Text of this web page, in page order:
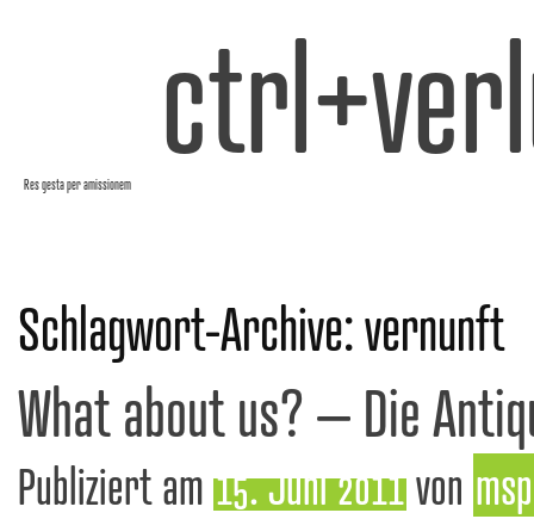
Res gesta per amissionem
Schlagwort-Archive:vernunft
What about us? – Die
Publiziert am 15. Juni 2011von